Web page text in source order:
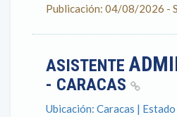
Publicación: 04/08/2026 -
ASISTENTE
- CARACAS
Ubicación: Caracas |